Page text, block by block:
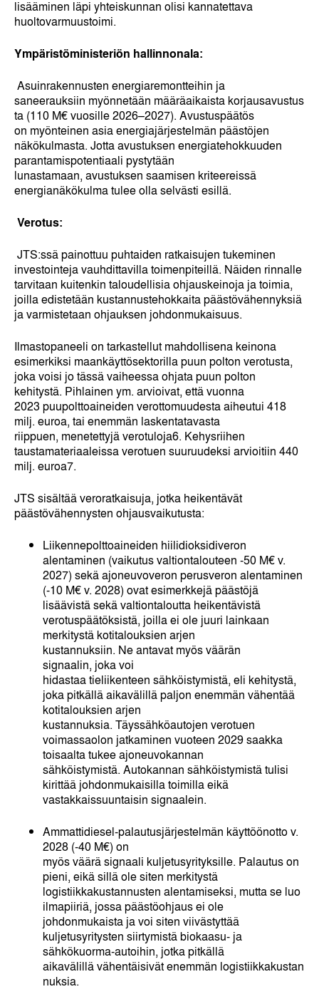
lisääminen läpi yhteiskunnan olisi kannatettava
huoltovarmuustoimi.
Ympäristöministeriön hallinnonala:
Asuinrakennusten energiaremontteihin ja
saneerauksiin myönnetään määräaikaista korjausavustus
ta (110 M€ vuosille 2026–2027). Avustuspäätös
on myönteinen asia energiajärjestelmän päästöjen
näkökulmasta. Jotta avustuksen energiatehokkuuden
parantamispotentiaali pystytään
lunastamaan, avustuksen saamisen kriteereissä
energianäkökulma tulee olla selvästi esillä.
Verotus:
JTS:ssä painottuu puhtaiden ratkaisujen tukeminen
investointeja vauhdittavilla toimenpiteillä. Näiden rinnalle
tarvitaan kuitenkin taloudellisia ohjauskeinoja ja toimia,
joilla edistetään kustannustehokkaita päästövähennyksiä
ja varmistetaan ohjauksen johdonmukaisuus.
Ilmastopaneeli on tarkastellut mahdollisena keinona
esimerkiksi maankäyttösektorilla puun polton verotusta,
joka voisi jo tässä vaiheessa ohjata puun polton
kehitystä. Pihlainen ym. arvioivat, että vuonna
2023 puupolttoaineiden verottomuudesta aiheutui 418
milj. euroa, tai enemmän laskentatavasta
riippuen, menetettyjä verotuloja6. Kehysriihen
taustamateriaaleissa verotuen suuruudeksi arvioitiin 440
milj. euroa7.
JTS sisältää veroratkaisuja, jotka heikentävät
päästövähennysten ohjausvaikutusta:
Liikennepolttoaineiden hiilidioksidiveron
alentaminen (vaikutus valtiontalouteen -50 M€ v.
2027) sekä ajoneuvoveron perusveron alentaminen
(-10 M€ v. 2028) ovat esimerkkejä päästöjä
lisäävistä sekä valtiontaloutta heikentävistä
verotuspäätöksistä, joilla ei ole juuri lainkaan
merkitystä kotitalouksien arjen
kustannuksiin. Ne antavat myös väärän
signaalin, joka voi
hidastaa tieliikenteen sähköistymistä, eli kehitystä,
joka pitkällä aikavälillä paljon enemmän vähentää
kotitalouksien arjen
kustannuksia. Täyssähköautojen verotuen
voimassaolon jatkaminen vuoteen 2029 saakka
toisaalta tukee ajoneuvokannan
sähköistymistä. Autokannan sähköistymistä tulisi
kirittää johdonmukaisilla toimilla eikä
vastakkaissuuntaisin signaalein.
Ammattidiesel-palautusjärjestelmän käyttöönotto v.
2028 (-40 M€) on
myös väärä signaali kuljetusyrityksille. Palautus on
pieni, eikä sillä ole siten merkitystä
logistiikkakustannusten alentamiseksi, mutta se luo
ilmapiiriä, jossa päästöohjaus ei ole
johdonmukaista ja voi siten viivästyttää
kuljetusyritysten siirtymistä biokaasu- ja
sähkökuorma-autoihin, jotka pitkällä
aikavälillä vähentäisivät enemmän logistiikkakustan
nuksia.